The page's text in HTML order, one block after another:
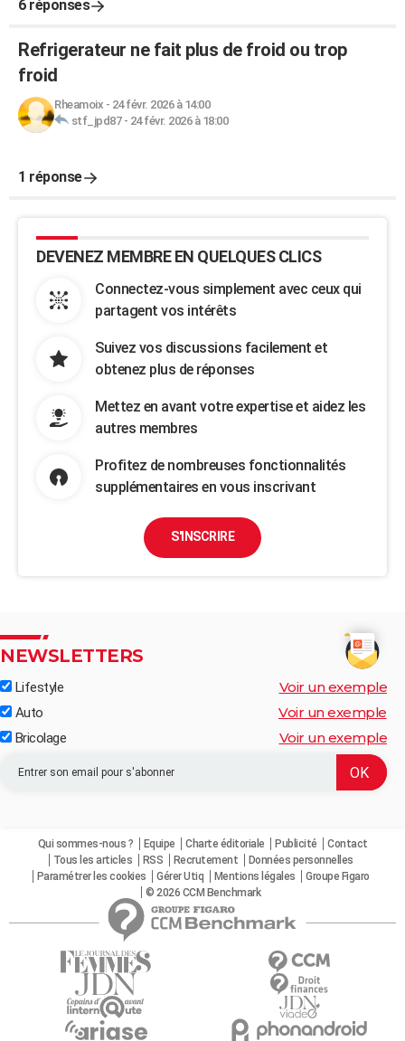
6 réponses
Refrigerateur ne fait plus de froid ou trop
froid
Rheamoix - 24 févr. 2026 à 14:00
stf_jpd87- 24 févr. 2026 à 18:00
1 réponse
DEVENEZ MEMBRE EN QUELQUES CLICS
Connectez-vous simplement avec ceux qui
partagent vos intérêts
Suivez vos discussions facilement et
obtenez plus de réponses
Mettez en avant votre expertise et aidez les
autres membres
Profitez de nombreuses fonctionnalités
supplémentaires en vous inscrivant
S'INSCRIRE
NEWSLETTERS
Lifestyle Voir un exemple
Auto Voir un exemple
Bricolage Voir un exemple
Qui sommes-nous ? Equipe Charte éditoriale Publicité
Contact
Tous les articles
RSS Recrutement
Données personnelles
Paramétrer les cookies
Gérer Utiq Mentions légales
Groupe Figaro
© 2026 CCM Benchmark